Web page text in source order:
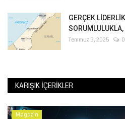
GERÇEK
Temmuz 3, 2025 0
KARIŞIK İÇERIKLER
Magazin